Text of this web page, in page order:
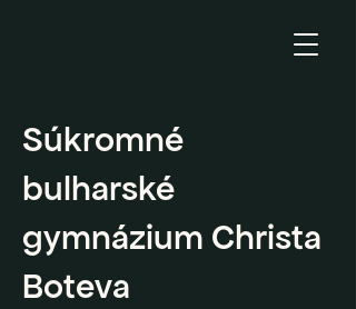
Súkromné
bulharské
gymnázium Christa
Boteva